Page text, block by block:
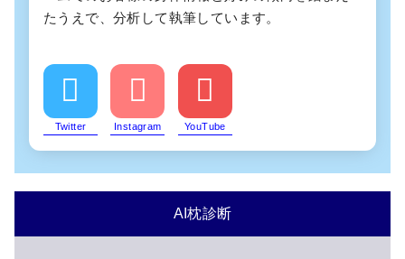
たうえで、分析して執筆しています。
Twitter Instagram YouTube
AI枕診断